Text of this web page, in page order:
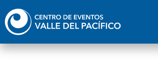
al
contenido